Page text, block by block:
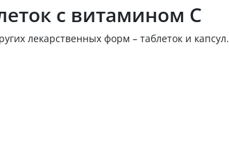
с витамином С
лекарственных форм – таблеток и капсул.